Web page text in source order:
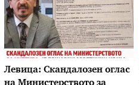
Левица: Скандалозен оглас